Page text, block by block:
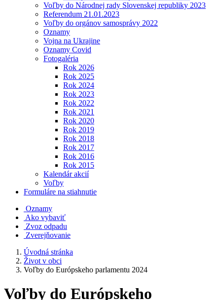
Voľby do Národnej rady Slovenskej republiky 2023
Referendum 21.01.2023
Voľby do orgánov samosprávy 2022
Oznamy
Vojna na Ukrajine
Oznamy Covid
Fotogaléria
Rok 2026
Rok 2025
Rok 2024
Rok 2023
Rok 2022
Rok 2021
Rok 2020
Rok 2019
Rok 2018
Rok 2017
Rok 2016
Rok 2015
Kalendár akcií
Voľby
Formuláre na stiahnutie
Oznamy
Ako vybaviť
Zvoz odpadu
Zverejňovanie
Úvodná stránka
Život v obci
Voľby do Európskeho parlamentu 2024
Voľby do Európskeho